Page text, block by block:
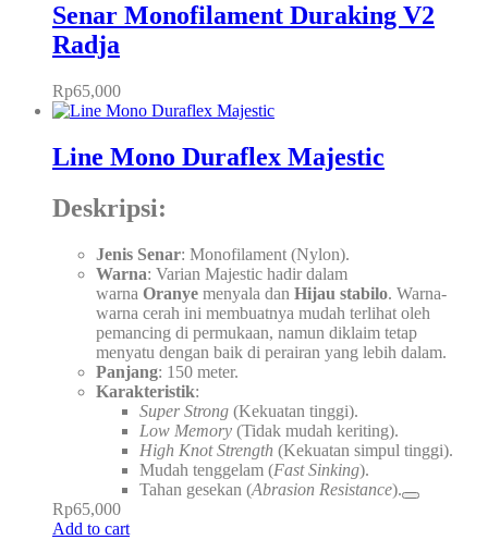
Senar Monofilament Duraking V2
Radja
Rp65,000
Line Mono Duraflex Majestic
Deskripsi:
Jenis Senar: Monofilament (Nylon).
Warna: Varian Majestic hadir dalam
warna Oranye menyala dan Hijau stabilo. Warna-
warna cerah ini membuatnya mudah terlihat oleh
pemancing di permukaan, namun diklaim tetap
menyatu dengan baik di perairan yang lebih dalam.
Panjang: 150 meter.
Karakteristik:
Super Strong (Kekuatan tinggi).
Low Memory (Tidak mudah keriting).
High Knot Strength (Kekuatan simpul tinggi).
Mudah tenggelam (Fast Sinking).
Tahan gesekan (Abrasion Resistance).
Rp65,000
Add to cart